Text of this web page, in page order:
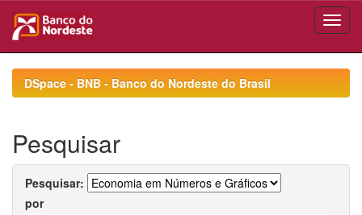
navigationDSpace - BNB - Banco do Nordeste do Brasil
Pesquisar
Pesquisar:
por